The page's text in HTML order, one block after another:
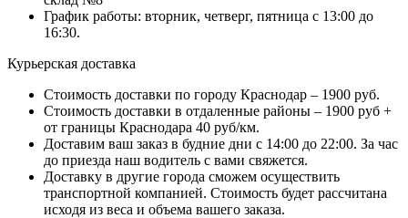
График работы: вторник, четверг, пятница с 13:00 до
16:30.
Курьерская доставка
Стоимость доставки по городу Краснодар – 1900 руб.
Стоимость доставки в отдаленные районы – 1900 руб +
от границы Краснодара 40 руб/км.
Доставим ваш заказ в будние дни с 14:00 до 22:00. За час
до приезда наш водитель с вами свяжется.
Доставку в другие города сможем осуществить
транспортной компанией. Стоимость будет рассчитана
исходя из веса и объема вашего заказа.